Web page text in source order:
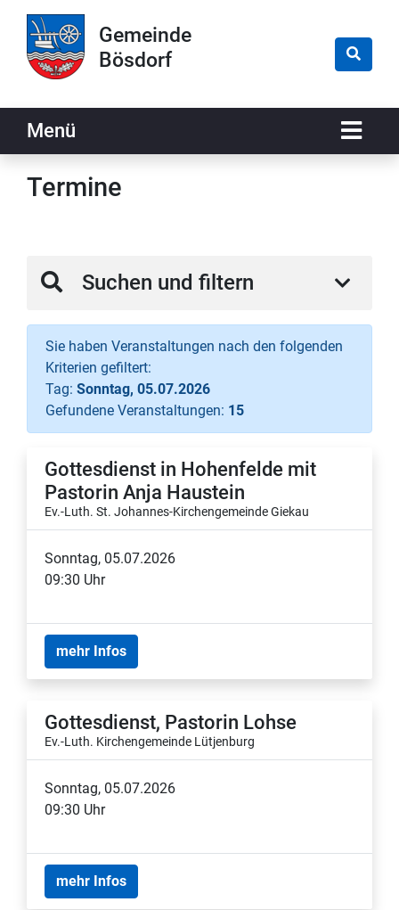
Gemeinde
Bösdorf
Menü
Termine
Suchen und filtern
Sie haben Veranstaltungen nach den folgenden
Kriterien gefiltert:
Tag: Sonntag, 05.07.2026
Gefundene Veranstaltungen: 15
Gottesdienst in Hohenfelde mit
Pastorin Anja Haustein
Ev.-Luth. St. Johannes-Kirchengemeinde Giekau
Sonntag, 05.07.2026
09:30 Uhr
mehr Infos
Gottesdienst, Pastorin Lohse
Ev.-Luth. Kirchengemeinde Lütjenburg
Sonntag, 05.07.2026
09:30 Uhr
mehr Infos